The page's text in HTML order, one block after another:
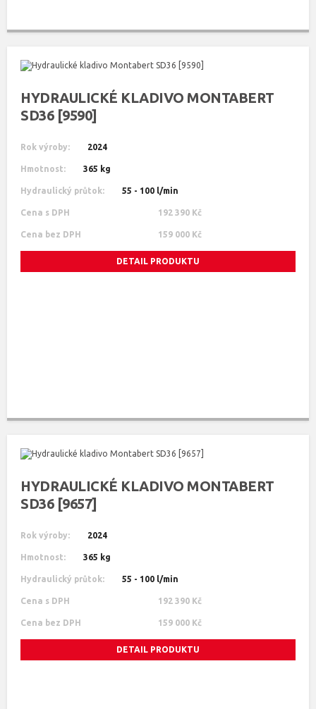
HYDRAULICKÉ KLADIVO MONTABERT
SD36 [9590]
Rok výroby: 2024
Hmotnost: 365 kg
Hydraulický průtok: 55 - 100 l/min
Cena s DPH 192 390 Kč
Cena bez DPH 159 000 Kč
DETAIL PRODUKTU
HYDRAULICKÉ KLADIVO MONTABERT
SD36 [9657]
Rok výroby: 2024
Hmotnost: 365 kg
Hydraulický průtok: 55 - 100 l/min
Cena s DPH 192 390 Kč
Cena bez DPH 159 000 Kč
DETAIL PRODUKTU